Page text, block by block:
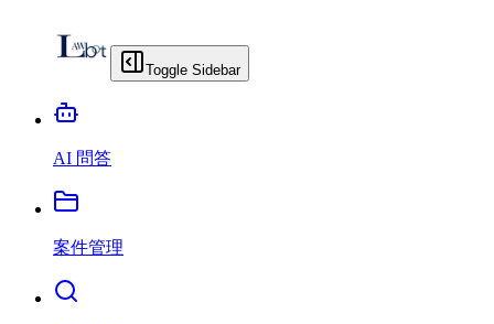
Toggle Sidebar
AI 問答
案件管理